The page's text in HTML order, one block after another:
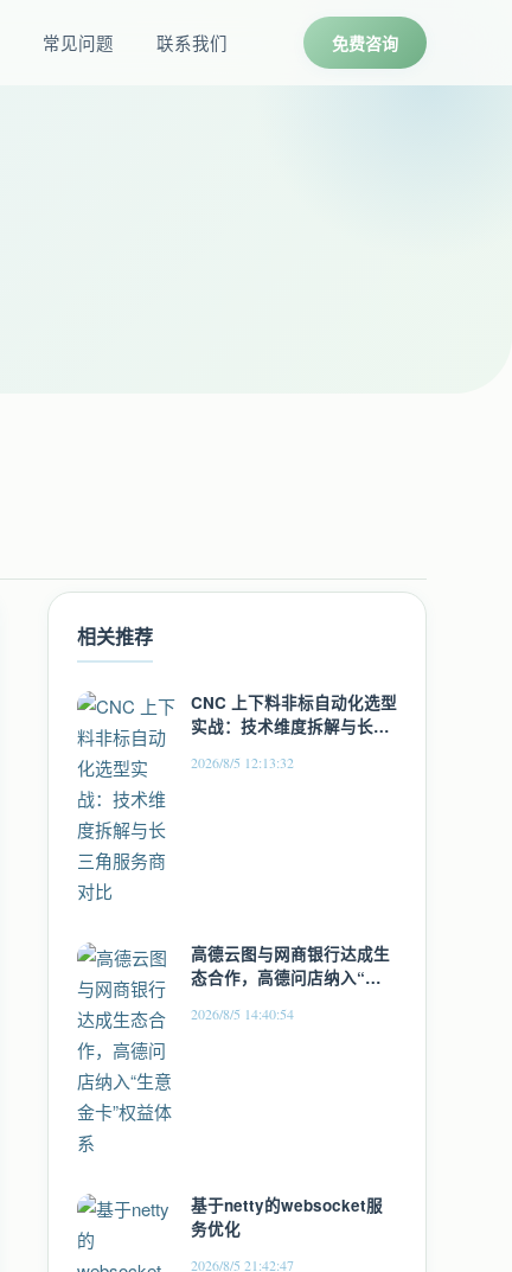
常见问题 联系我们 免费咨询
相关推荐
CNC 上下料非标自动化选型
实战：技术维度拆解与长三
2026/8/5 12:13:32
高德云图与网商银行达成生
态合作，高德问店纳入“生
2026/8/5 14:40:54
基于netty的websocket服
务优化
2026/8/5 21:42:47